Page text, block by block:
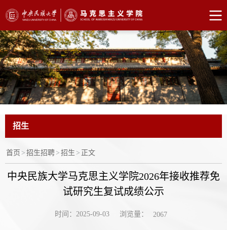
招生
首页 > 招生招聘 > 招生 > 正文
中央民族大学马克思主义学院2026年接收推荐免
试研究生复试成绩公示
时间：2025-09-03 浏览量： 2067